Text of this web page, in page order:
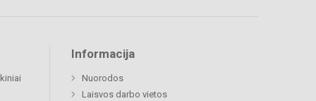
Informacija
Nuorodos
Laisvos darbo vietos